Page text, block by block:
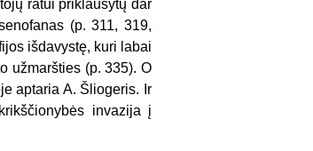
ratui priklausytų dar
(p. 311, 319,
išdavystę, kuri labai
užmaršties (p. 335). O
aptaria A. Šliogeris. Ir
invazija į